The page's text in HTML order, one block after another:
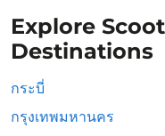
Explore
Destinations
กระบี่
กรุงเทพมหานคร